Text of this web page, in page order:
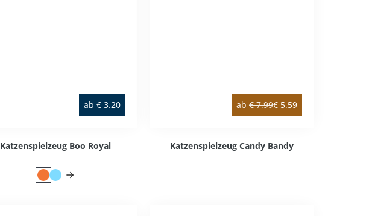
ab € 3.20
Katzenspielzeug Boo Royal
ab € 7.99€ 5.59
Katzenspielzeug Candy Bandy